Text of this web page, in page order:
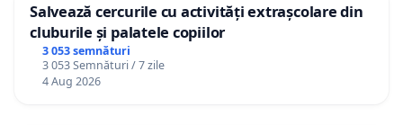
Salvează cercurile cu activități extrașcolare din
cluburile și palatele copiilor
3 053 semnături
3 053 Semnături / 7 zile
4 Aug 2026